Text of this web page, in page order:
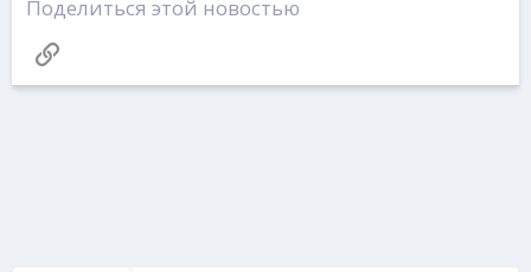
Поделиться этой новостью
Ссылка